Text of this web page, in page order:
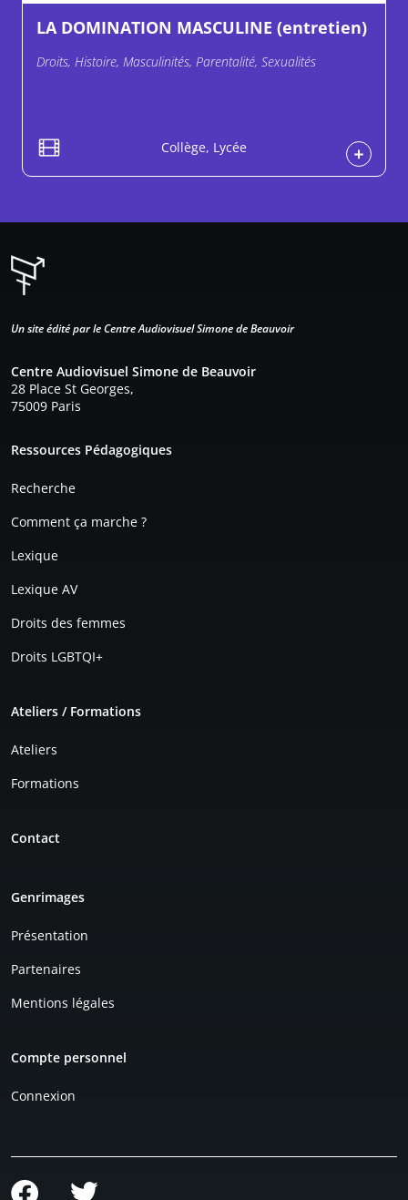
LA DOMINATION MASCULINE (entretien)
Droits, Histoire, Masculinités, Parentalité, Sexualités
Collège, Lycée
Un site édité par le Centre Audiovisuel Simone de Beauvoir
Centre Audiovisuel Simone de Beauvoir
28 Place St Georges,
75009 Paris
Ressources Pédagogiques
Recherche
Comment ça marche ?
Lexique
Lexique AV
Droits des femmes
Droits LGBTQI+
Ateliers / Formations
Ateliers
Formations
Contact
Genrimages
Présentation
Partenaires
Mentions légales
Compte personnel
Connexion